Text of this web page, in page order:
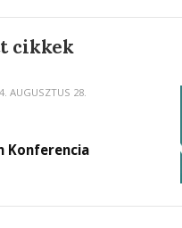
cikkek
AUGUSZTUS 28.
Konferencia